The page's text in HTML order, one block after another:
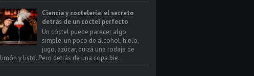
Ciencia y coctelería: el secreto
detrás de un cóctel perfecto
Un cóctel puede parecer algo
simple: un poco de alcohol, hielo,
jugo, azúcar, quizá una rodaja de
limón y listo. Pero detrás de una copa bie...